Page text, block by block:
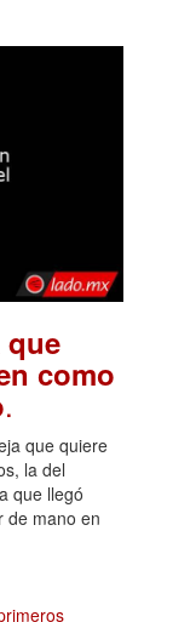
que
como
.
que quiere
la del
que llegó
de mano en